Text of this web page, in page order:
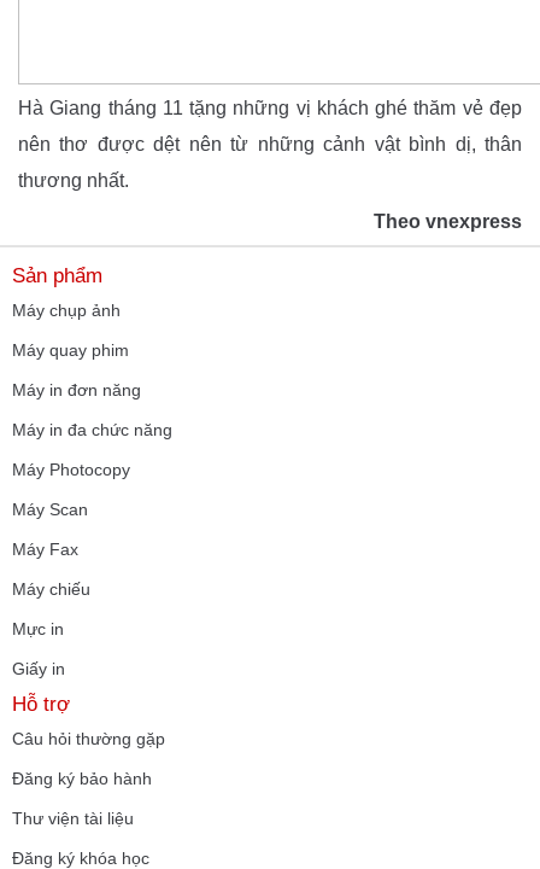
Hà Giang tháng 11 tặng những vị khách ghé thăm vẻ đẹp
nên thơ được dệt nên từ những cảnh vật bình dị, thân
thương nhất.
Theo vnexpress
Sản phẩm
Máy chụp ảnh
Máy quay phim
Máy in đơn năng
Máy in đa chức năng
Máy Photocopy
Máy Scan
Máy Fax
Máy chiếu
Mực in
Giấy in
Hỗ trợ
Câu hỏi thường gặp
Đăng ký bảo hành
Thư viện tài liệu
Đăng ký khóa học